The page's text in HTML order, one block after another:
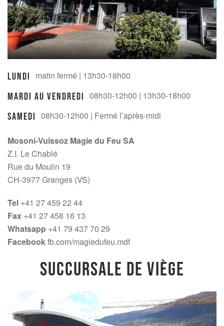
Lundi matin fermé | 13h30-18h00
Mardi au Vendredi 08h30-12h00 | 13h30-18h00
Samedi 08h30-12h00 | Fermé l’après-midi
Mosoni-Vuissoz Magie du Feu SA
Z.I. Le Chablé
Rue du Moulin 19
CH-3977 Granges (VS)
Tel +41 27 459 22 44
Fax +41 27 458 16 13
Whatsapp +41 79 437 70 29
Facebookfb.com/magiedufeu.mdf
Succursale de Viège